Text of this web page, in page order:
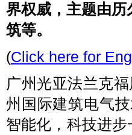
界权威，主题由
筑等。
(Click here for
广州光亚法兰克
州国际建筑电气
智能化，科技进